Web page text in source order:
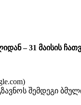
– 31 მაისის
შემდეგი